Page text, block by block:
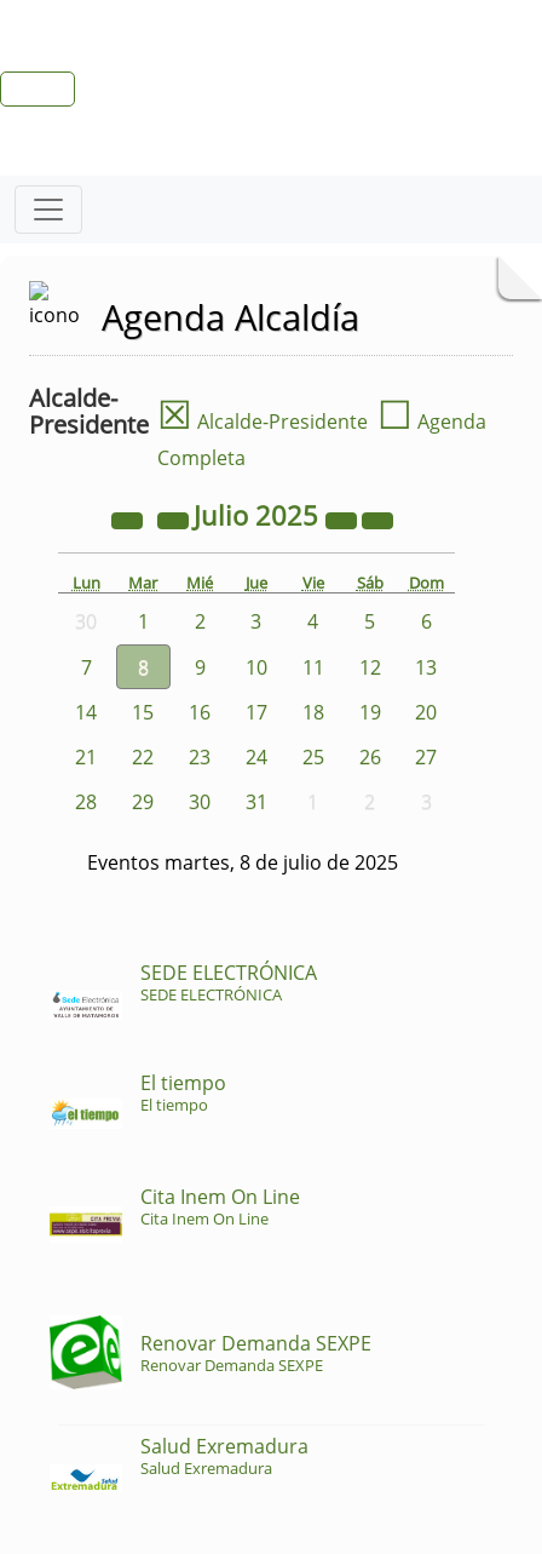
Agenda Alcaldía
Alcalde-
Presidente ☒ Alcalde-Presidente ☐ Agenda
Completa
Julio 2025
Lun Mar Mié Jue Vie Sáb Dom
30 1 2 3 4 5
6
7
8 9 10 11 12
13
14
15 16 17 18 19
20
21
22 23 24 25 26
27
28
29 30 31 1 2 3
Eventos martes, 8 de julio de 2025
SEDE ELECTRÓNICA
SEDE ELECTRÓNICA
El tiempo
El tiempo
Cita Inem On Line
Cita Inem On Line
Renovar Demanda SEXPE
Renovar Demanda SEXPE
Salud Exremadura
Salud Exremadura